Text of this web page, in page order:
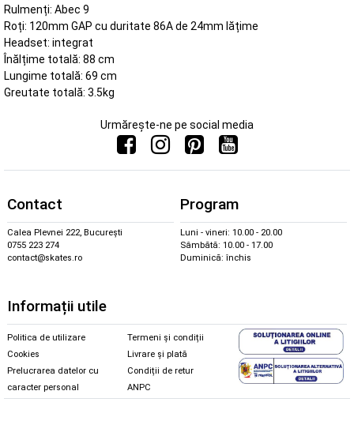
Rulmenți: Abec 9
Roți: 120mm GAP cu duritate 86A de 24mm lățime
Headset: integrat
Înălțime totală: 88 cm
Lungime totală: 69 cm
Greutate totală: 3.5kg
Urmărește-ne pe social media
Contact
Calea Plevnei 222, București
0755 223 274
contact@skates.ro
Program
Luni - vineri: 10.00 - 20.00
Sâmbătă: 10.00 - 17.00
Duminică: închis
Informații utile
Politica de utilizare
Cookies
Prelucrarea datelor cu
caracter personal
Termeni și condiții
Livrare și plată
Condiții de retur
ANPC